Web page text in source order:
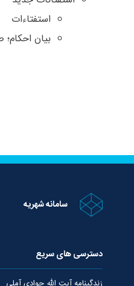
استفتاءات
بیان
سامانه شهریه
دسترسی های سریع